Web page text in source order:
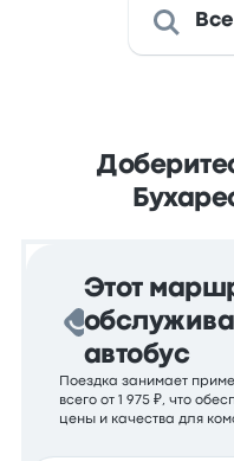
Этот
автобус
Поездка занимает
всего от 1 975 ₽, что
цены и качества для